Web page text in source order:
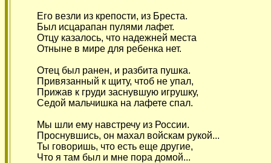
Его везли из крепости, из Бреста.
Был исцарапан пулями лафет.
Отцу казалось, что надежней места
Отныне в мире для ребенка нет.
Отец был ранен, и разбита пушка.
Привязанный к щиту, чтоб не упал,
Прижав к груди заснувшую игрушку,
Седой мальчишка на лафете спал.
Мы шли ему навстречу из России.
Проснувшись, он махал войскам рукой...
Ты говоришь, что есть еще другие,
Что я там был и мне пора домой...